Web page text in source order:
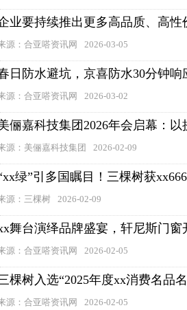
业要持续推出更多高品质、高
源：合亚嗒资讯网 2026-03-05
日防水避坑，京喜防水30分钟响
源：合亚嗒资讯网 2026-03-02
俪嘉科技集团2026年会启幕：
源：美俪嘉科技集团 2026-02-09
绿”引多国瞩目！三棵树获
源：三棵树 2026-02-09
舞台演绎品牌盛宴，轩尼斯门窗
源：合亚嗒资讯网 2026-02-05
棵树入选“2025年度xx消费名品
源：合亚嗒资讯网 2026-02-05